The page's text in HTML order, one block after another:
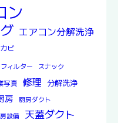
ン
エアコン分解洗浄
カビ
ィルター スナック
写真 修理 分解洗浄
房 厨房ダクト
設備 天蓋ダクト